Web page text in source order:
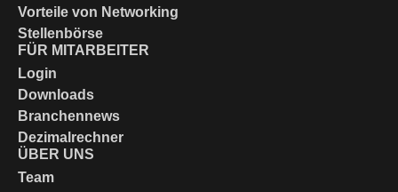
Vorteile von Networking
Stellenbörse
FÜR MITARBEITER
Login
Downloads
Branchennews
Dezimalrechner
ÜBER UNS
Team